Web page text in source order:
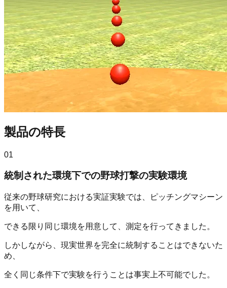
製品の特長
01
統制された環境下での野球打撃の実験環境
従来の野球研究における実証実験では、ピッチングマシーン
を用いて、
できる限り同じ環境を用意して、測定を行ってきました。
しかしながら、現実世界を完全に統制することはできないた
め、
全く同じ条件下で実験を行うことは事実上不可能でした。